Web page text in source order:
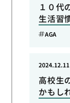
１０代
生活習
AGA
高校生
かもし
2024.12.11